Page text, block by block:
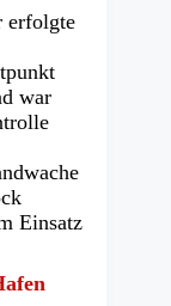
erfolgte
war
Einsatz